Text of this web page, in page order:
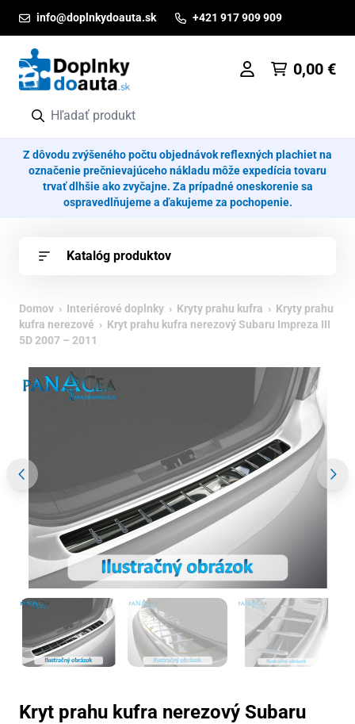
info@doplnkydoauta.sk +421 917 909 909
0,00 €
Z dôvodu zvýšeného počtu objednávok reflexných plachiet na
označenie prečnievajúceho nákladu môže expedícia tovaru
trvať dlhšie ako zvyčajne. Za prípadné oneskorenie sa
ospravedlňujeme a ďakujeme za pochopenie.
Katalóg produktov
Domov › Interiérové doplnky › Kryty prahu kufra › Kryty prahu
kufra nerezové › Kryt prahu kufra nerezový Subaru Impreza III
5D 2007 – 2011
Kryt prahu kufra nerezový Subaru